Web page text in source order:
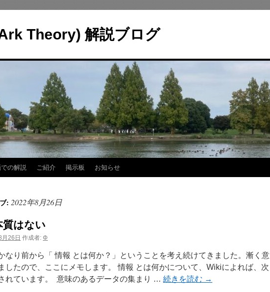
Theory) 解説ブログ
の解説 ご紹介 掲示板 お知らせ
: 2022年8月26日
質はない
26日 作成者: Φ
なり前から「 情報 とは何か？」ということを考え続けてきました。漸く意
したので、ここにメモします。 情報 とは何かについて、Wikiによれば、次
れています。 意味のあるデータの集まり … 続きを読む →